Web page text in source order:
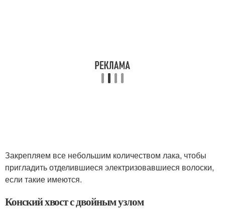
Закрепляем все небольшим количеством лака, чтобы
пригладить отделившиеся электризовавшиеся волоски,
если такие имеются.
Конский хвост с двойным узлом